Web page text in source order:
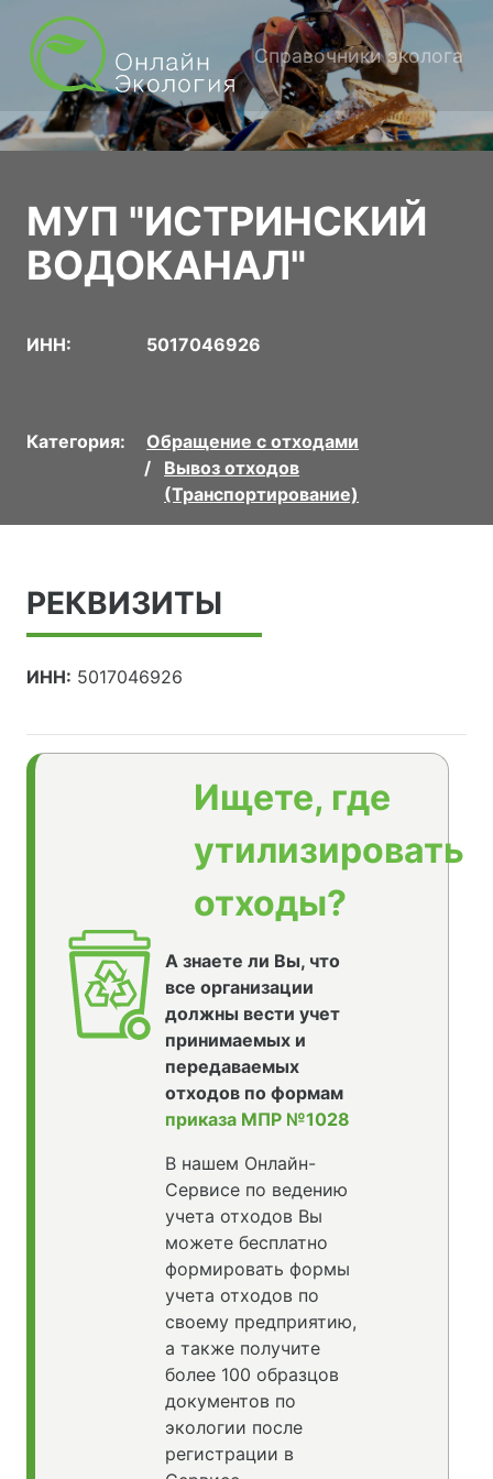
Справочники эколога
МУП "ИСТРИНСКИЙ
ВОДОКАНАЛ"
ИНН: 5017046926
Категория:
Обращение с отходами
Вывоз отходов
(Транспортирование)
РЕКВИЗИТЫ
ИНН: 5017046926
Ищете, где
утилизировать
отходы?
А знаете ли Вы, что
все организации
должны вести учет
принимаемых и
передаваемых
отходов по формам
приказа МПР №1028
В нашем Онлайн-
Сервисе по ведению
учета отходов Вы
можете бесплатно
формировать формы
учета отходов по
своему предприятию,
а также получите
более 100 образцов
документов по
экологии после
регистрации в